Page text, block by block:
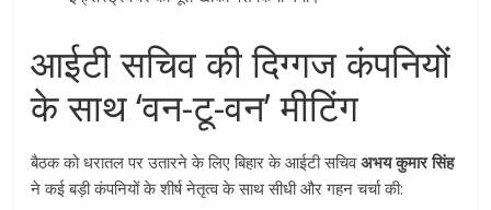
आईटी सचिव की दिग्गज कंपनियों
के साथ ‘वन-टू-वन’ मीटिंग
बैठक को धरातल पर उतारने के लिए बिहार के आईटी सचिवअभय कुमार सिंह
ने कई बड़ी कंपनियों के शीर्ष नेतृत्व के साथ सीधी और गहन चर्चा की: